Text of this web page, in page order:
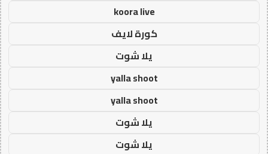
koora live
كورة لايف
يلا شوت
yalla shoot
yalla shoot
يلا شوت
يلا شوت